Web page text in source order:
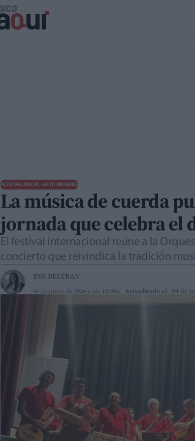
ALTO PALANCIA - ALTO MIJARES
La música de cuerda
jornada que celebra el
El festival internacional reúne a la
concierto que reivindica la tradición
EVA BELTRAN
04 de junio de 2026 a las 10:36h Actualizado el: 04 de